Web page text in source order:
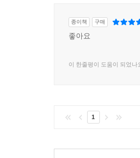
종이책 구매
좋아요
이 한줄평이 도움이 되었나
1